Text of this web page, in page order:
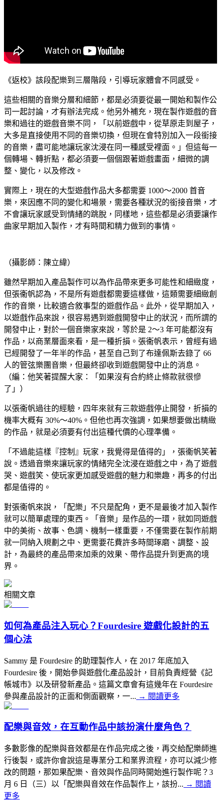
《返校》該段配樂到三層階段，引導玩家體會不同感受。
這些相關的音樂分層和細節，都是必須要從最一開始和製作公
司一起討論，才有辦法完成。他另外補充，現在製作遊戲的音
樂和過往的遊戲音樂不同，「以前遊戲中，從草原走到屋子，
大多是直接使用不同的音樂切換，但現在會特別加入一段銜接
的音樂，盡可能地讓玩家沈浸在同一種感受裡面。」但這每一
個轉場、轉折點，都必須要一個個跟著遊戲畫面，細微的調
整、變化，以及修改。
實際上，現在的大型遊戲作品大多都需要 1000～2000 首音
樂，來因應不同的變化和場景，需要各種狀況的銜接音樂，才
不會讓玩家感受到情緒的跳脫，同樣地，這些都是必須要讓作
曲家早期加入製作，才有時間和精力做到的事情。
（攝影師：陳立緯）
雖然早期加入產品製作可以為作品帶來更多可能性和細緻度，
但張衞帆認為，不是所有遊戲都需要這樣做，這類需要細緻創
作的音樂，比較適合敘事型的遊戲作品。此外，從早期加入，
以遊戲作品來說，很容易遇到遊戲開發中止的狀況，而所謂的
開發中止，對於一個音樂家來說，等於是 2～3 年可能都沒有
作品，以商業層面來看，是一種折損。張衞帆表示，曾經有過
已經開發了一年半的作品，甚至自己到了布達佩斯去錄了 66
人的管弦樂團音樂，但最終卻收到遊戲開發中止的消息。
（編：他笑著提醒大家：「如果沒有合約終止條款就很慘
了」）
以張衞帆過往的經驗，四年來就有三款遊戲停止開發，折損的
機率大概有 30%～40%。但他也再次強調，如果想要做出精緻
的作品，就是必須要有付出這種代價的心理準備。
「不過能這樣『控制』玩家，我覺得是值得的」，張衞帆笑著
說。透過音樂來讓玩家的情緒完全沈浸在遊戲之中，為了遊戲
哭、遊戲笑、使玩家更加感受遊戲的魅力和樂趣，再多的付出
都是值得的。
對張衞帆來說，「配樂」不只是配角，更不是最後才加入製作
就可以簡單處理的東西。「音樂」是作品的一環，就如同遊戲
中的美術、故事、色調、機制一樣重要，不僅需要在製作前期
就一同納入規劃之中、更需要花費許多時間琢磨、調整、設
計，為最終的產品帶來加乘的效果、帶作品提升到更高的境
界。
相關文章
如何為產品注入玩心？Fourdesire 遊戲化設計的五
個心法
Sammy 是 Fourdesire 的助理製作人，在 2017 年底加入
Fourdesire 後，開始參與遊戲化產品設計，目前負責經營《記
帳城市》以及研發新產品。這篇文章會有這幾年在 Fourdesire
參與產品設計的正面和側面觀察，一... → 閱讀更多
配樂與音效，在互動作品中該扮演什麼角色？
多數影像的配樂與音效都是在作品完成之後，再交給配樂師進
行後製，或許你會說這是專業分工和業界流程，亦可以減少修
改的問題，那如果配樂、音效與作品同時開始進行製作呢？3
月 6 日（三）以「配樂與音效在作品製作上，該扮... → 閱讀
更多